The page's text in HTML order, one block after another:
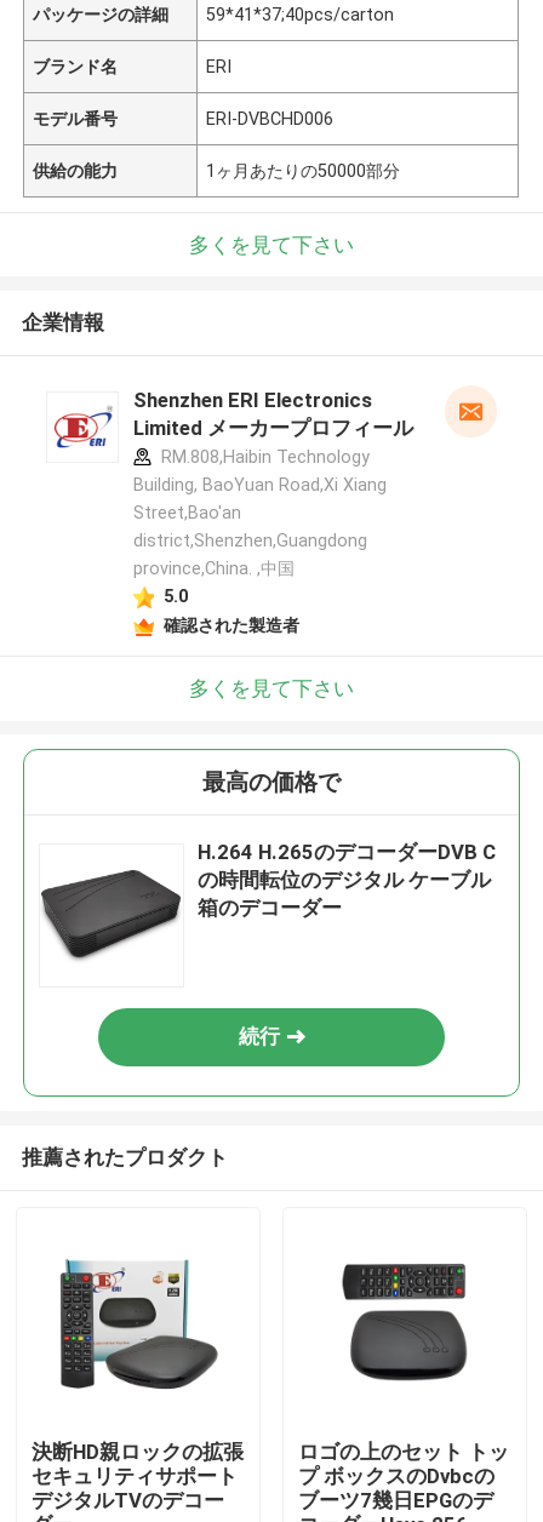
パッケージの詳細 59*41*37;40pcs/carton
ブランド名 ERI
モデル番号 ERI-DVBCHD006
供給の能力 1ヶ月あたりの50000部分
多くを見て下さい
企業情報
Shenzhen ERI Electronics
Limited メーカープロフィール
RM.808,Haibin Technology
Building, BaoYuan Road,Xi Xiang
Street,Bao'an
district,Shenzhen,Guangdong
province,China. ,中国
5.0
確認された製造者
多くを見て下さい
最高の価格で
H.264 H.265のデコーダーDVB C
の時間転位のデジタル ケーブル
箱のデコーダー
続行
推薦されたプロダクト
決断HD親ロックの拡張
セキュリティサポート
デジタルTVのデコー
ロゴの上のセット トッ
プ ボックスのDvbcの
ブーツ7幾日EPGのデ